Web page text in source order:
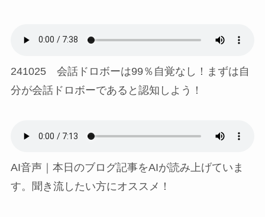
241025 会話ドロボーは99％自覚なし！まずは自
分が会話ドロボーであると認知しよう！
AI音声｜本日のブログ記事をAIが読み上げていま
す。聞き流したい方にオススメ！